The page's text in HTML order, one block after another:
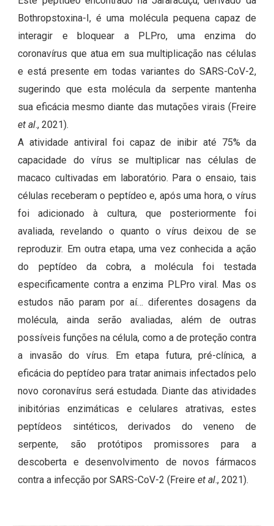
Bothropstoxina-I, é uma molécula pequena capaz de
interagir e bloquear a PLPro, uma enzima do
coronavírus que atua em sua multiplicação nas células
e está presente em todas variantes do SARS-CoV-2,
sugerindo que esta molécula da serpente mantenha
sua eficácia mesmo diante das mutações virais (Freire
et al., 2021).
A atividade antiviral foi capaz de inibir até 75% da
capacidade do vírus se multiplicar nas células de
macaco cultivadas em laboratório. Para o ensaio, tais
células receberam o peptídeo e, após uma hora, o vírus
foi adicionado à cultura, que posteriormente foi
avaliada, revelando o quanto o vírus deixou de se
reproduzir. Em outra etapa, uma vez conhecida a ação
do peptídeo da cobra, a molécula foi testada
especificamente contra a enzima PLPro viral. Mas os
estudos não param por aí… diferentes dosagens da
molécula, ainda serão avaliadas, além de outras
possíveis funções na célula, como a de proteção contra
a invasão do vírus. Em etapa futura, pré-clínica, a
eficácia do peptídeo para tratar animais infectados pelo
novo coronavírus será estudada. Diante das atividades
inibitórias enzimáticas e celulares atrativas, estes
peptídeos sintéticos, derivados do veneno de
serpente, são protótipos promissores para a
descoberta e desenvolvimento de novos fármacos
contra a infecção por SARS-CoV-2 (Freireet al., 2021).